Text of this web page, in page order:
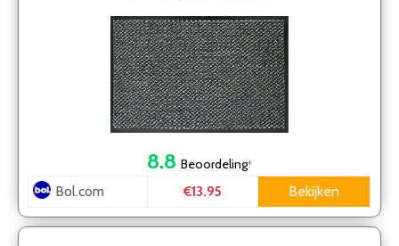
8.8 Beoordeling*
Bol.com €13.95 Bekijken